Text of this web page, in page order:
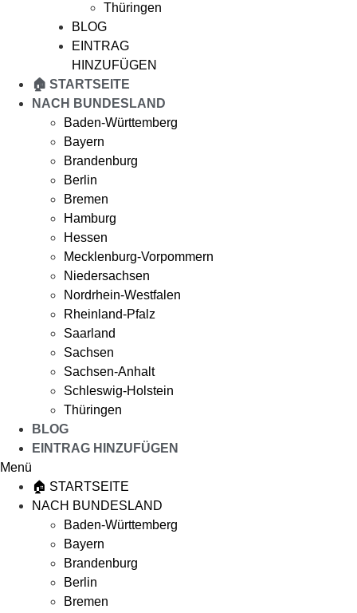
Thüringen
BLOG
EINTRAG
HINZUFÜGEN
🏠 STARTSEITE
NACH BUNDESLAND
Baden-Württemberg
Bayern
Brandenburg
Berlin
Bremen
Hamburg
Hessen
Mecklenburg-Vorpommern
Niedersachsen
Nordrhein-Westfalen
Rheinland-Pfalz
Saarland
Sachsen
Sachsen-Anhalt
Schleswig-Holstein
Thüringen
BLOG
EINTRAG HINZUFÜGEN
Menü
🏠 STARTSEITE
NACH BUNDESLAND
Baden-Württemberg
Bayern
Brandenburg
Berlin
Bremen